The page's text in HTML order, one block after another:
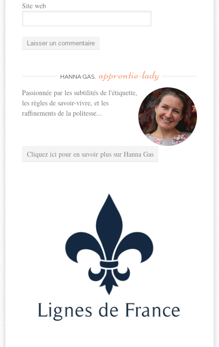
Site web
HANNA GAS, apprentie-lady
Passionnée par les subtilités de l'étiquette,
les règles de savoir-vivre, et les
raffinements de la politesse...
Cliquez ici pour en savoir plus sur Hanna Gas